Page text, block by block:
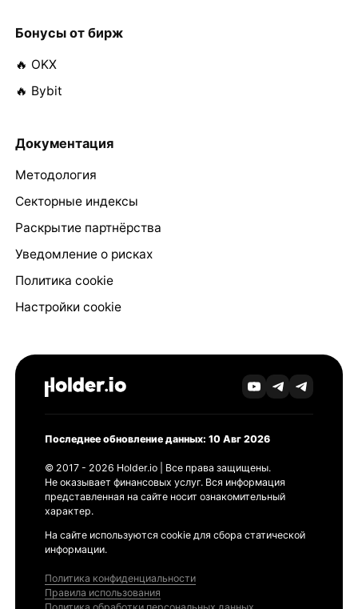
Бонусы от бирж
🔥 OKX
🔥 Bybit
Документация
Методология
Секторные индексы
Раскрытие партнёрства
Уведомление о рисках
Политика cookie
Настройки cookie
Последнее обновление данных: 10 Авг 2026
© 2017 - 2026 Holder.io | Все права защищены.
Не оказывает финансовых услуг. Вся информация
представленная на сайте носит ознакомительный
характер.
На сайте используются cookie для сбора статической
информации.
Политика конфиденциальности
Правила использования